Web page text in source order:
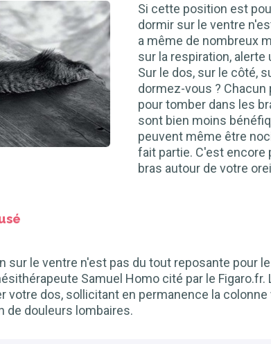
Si cette position est
dormir sur le ventre
a même de nombreux
sur la respiration, alerte
Sur le dos, sur le côté,
dormez-vous ?
pour tomber dans les
sont bien moins
peuvent même être
fait partie. C'est encore
bras autour de votre
sur le ventre n'est pas du tout reposante pour
Samuel Homo cité par le
votre dos, sollicitant en permanence la colonne
de douleurs lombaires.